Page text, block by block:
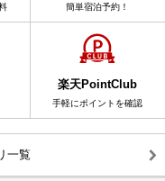
簡単宿泊予約！
楽天PointClub
手軽にポイントを確認
一覧